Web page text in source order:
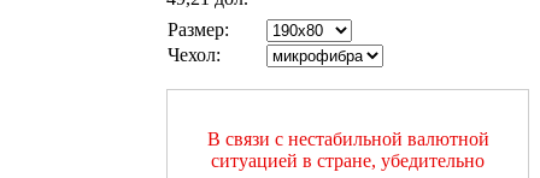
Размер:
Чехол:
В связи с нестабильной валютной
ситуацией в стране, убедительно